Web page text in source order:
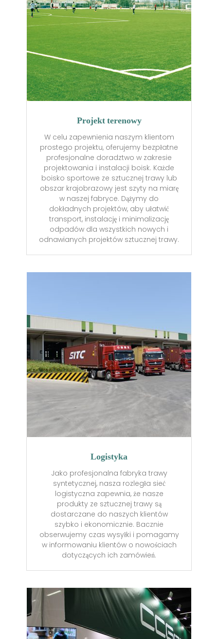
Projekt terenowy
W celu zapewnienia naszym klientom
prostego projektu, oferujemy bezpłatne
profesjonalne doradztwo w zakresie
projektowania i instalacji boisk. Każde
boisko sportowe ze sztucznej trawy lub
obszar krajobrazowy jest szyty na miarę
w naszej fabryce. Dążymy do
dokładnych projektów, aby ułatwić
transport, instalację i minimalizację
odpadów dla wszystkich nowych i
odnawianych projektów sztucznej trawy.
Logistyka
Jako profesjonalna fabryka trawy
syntetycznej, nasza rozległa sieć
logistyczna zapewnia, że nasze
produkty ze sztucznej trawy są
dostarczane do naszych klientów
szybko i ekonomicznie. Bacznie
obserwujemy czas wysyłki i pomagamy
w informowaniu klientów o nowościach
dotyczących ich zamówień.